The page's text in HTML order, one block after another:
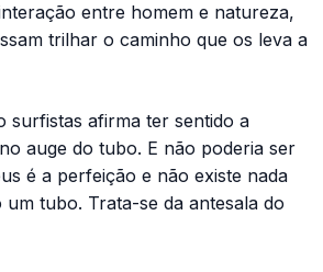
entre homem e natureza,
trilhar o caminho que os leva a
surfistas afirma ter sentido a
auge do tubo. E não poderia ser
é a perfeição e não existe nada
tubo. Trata-se da antesala do